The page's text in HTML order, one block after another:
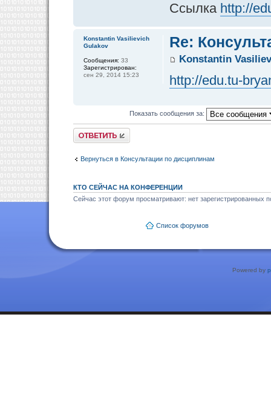
Ссылка http://
Re:
Konstantin
http://edu.tu-
Konstantin Vasilievich
Gulakov
Сообщения: 33
Зарегистрирован:
сен 29, 2014 15:23
Показать сообщения за:
Ответить
Вернуться в Консультации по дисциплинам
КТО СЕЙЧАС НА КОНФЕРЕНЦИИ
Сейчас этот форум просматривают: нет зарегистрированных
Список форумов
Powered by